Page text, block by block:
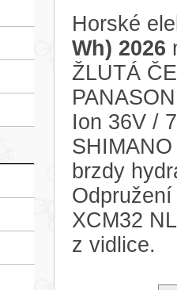
Horské
Wh) 2026
ŽLUTÁ
Ion 36V /
brzdy
XCM32
z vidlice.